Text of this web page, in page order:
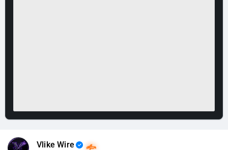
Vlike Wire